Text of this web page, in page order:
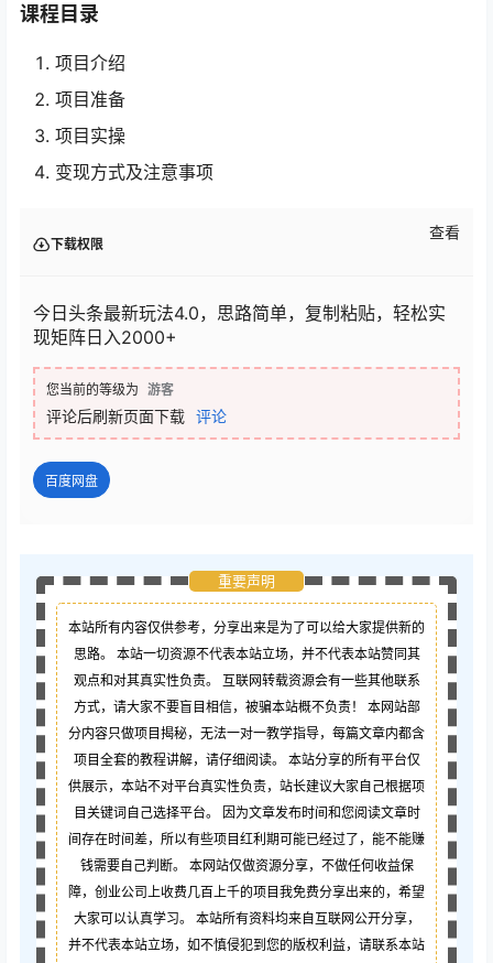
课程目录
项目介绍
项目准备
项目实操
变现方式及注意事项
下载权限
查看
今日头条最新玩法4.0，思路简单，复制粘贴，轻松实
现矩阵日入2000+
您当前的等级为 游客
评论后刷新页面下载 评论
百度网盘
重要声明
本站所有内容仅供参考，分享出来是为了可以给大家提供新的
思路。 本站一切资源不代表本站立场，并不代表本站赞同其
观点和对其真实性负责。 互联网转载资源会有一些其他联系
方式，请大家不要盲目相信，被骗本站概不负责！ 本网站部
分内容只做项目揭秘，无法一对一教学指导，每篇文章内都含
项目全套的教程讲解，请仔细阅读。 本站分享的所有平台仅
供展示，本站不对平台真实性负责，站长建议大家自己根据项
目关键词自己选择平台。 因为文章发布时间和您阅读文章时
间存在时间差，所以有些项目红利期可能已经过了，能不能赚
钱需要自己判断。 本网站仅做资源分享，不做任何收益保
障，创业公司上收费几百上千的项目我免费分享出来的，希望
大家可以认真学习。 本站所有资料均来自互联网公开分享，
并不代表本站立场，如不慎侵犯到您的版权利益，请联系本站